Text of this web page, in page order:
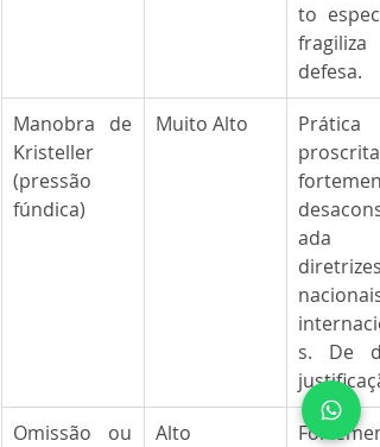
to
defesa.
Manobra de
Kristeller
(pressão
fúndica)
Muito Alto
Prática
ada
diretrizes
s. De
Omissão ou
Alto